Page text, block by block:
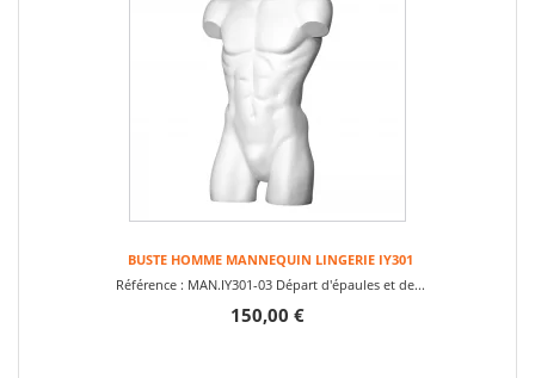
BUSTE HOMME MANNEQUIN LINGERIE IY301
Référence : MAN.IY301-03 Départ d'épaules et de...
150,00 €